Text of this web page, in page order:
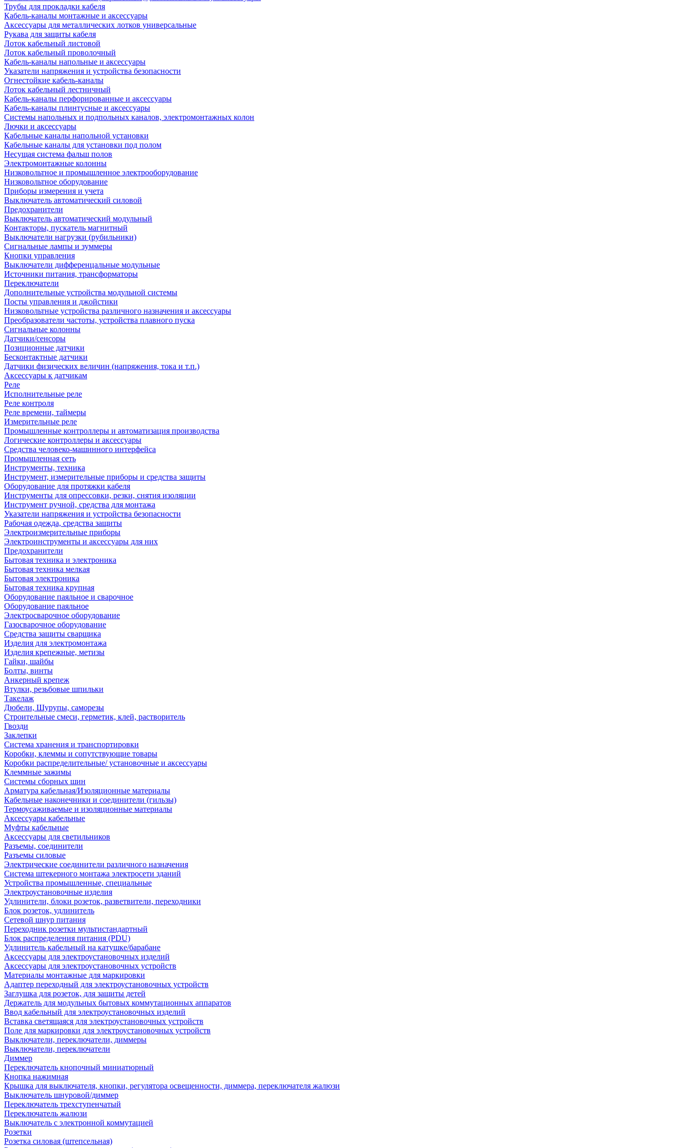
Трубы для прокладки кабеля
Кабель-каналы монтажные и аксессуары
Аксессуары для металлических лотков универсальные
Рукава для защиты кабеля
Лоток кабельный листовой
Лоток кабельный проволочный
Кабель-каналы напольные и аксессуары
Указатели напряжения и устройства безопасности
Огнестойкие кабель-каналы
Лоток кабельный лестничный
Кабель-каналы перфорированные и аксессуары
Кабель-каналы плинтусные и аксессуары
Системы напольных и подпольных каналов, электромонтажных колон
Лючки и аксессуары
Кабельные каналы напольной установки
Кабельные каналы для установки под полом
Несущая система фальш полов
Электромонтажные колонны
Низковольтное и промышленное электрооборудование
Низковольтное оборудование
Приборы измерения и учета
Выключатель автоматический силовой
Предохранители
Выключатель автоматический модульный
Контакторы, пускатель магнитный
Выключатели нагрузки (рубильники)
Сигнальные лампы и зуммеры
Кнопки управления
Выключатели дифференцальные модульные
Источники питания, трансформаторы
Переключатели
Дополнительные устройства модульной системы
Посты управления и джойстики
Низковольтные устройства различного назначения и аксессуары
Преобразователи частоты, устройства плавного пуска
Сигнальные колонны
Датчики/сенсоры
Позиционные датчики
Бесконтактные датчики
Датчики физических величин (напряжения, тока и т.п.)
Аксессуары к датчикам
Реле
Исполнительные реле
Реле контроля
Реле времени, таймеры
Измерительные реле
Промышленные контроллеры и автоматизация производства
Логические контроллеры и аксессуары
Средства человеко-машинного интерфейса
Промышленная сеть
Инструменты, техника
Инструмент, измерительные приборы и средства защиты
Оборудование для протяжки кабеля
Инструменты для опрессовки, резки, снятия изоляции
Инструмент ручной, средства для монтажа
Указатели напряжения и устройства безопасности
Рабочая одежда, средства защиты
Электроизмерительные приборы
Электроинструменты и аксессуары для них
Предохранители
Бытовая техника и электроника
Бытовая техника мелкая
Бытовая электроника
Бытовая техника крупная
Оборудование паяльное и сварочное
Оборудование паяльное
Электросварочное оборудование
Газосварочное оборудование
Средства защиты сварщика
Изделия для электромонтажа
Изделия крепежные, метизы
Гайки, шайбы
Болты, винты
Анкерный крепеж
Втулки, резьбовые шпильки
Такелаж
Дюбели, Шурупы, саморезы
Строительные смеси, герметик, клей, растворитель
Гвозди
Заклепки
Система хранения и транспортировки
Коробки, клеммы и сопутствующие товары
Коробки распределительные/ установочные и аксессуары
Клеммные зажимы
Системы сборных шин
Арматура кабельная/Изоляционные материалы
Кабельные наконечники и соединители (гильзы)
Термоусаживаемые и изоляционные материалы
Аксессуары кабельные
Муфты кабельные
Аксессуары для светильников
Разъемы, соединители
Разъемы силовые
Электрические соединители различного назначения
Система штекерного монтажа электросети зданий
Устройства промышленные, специальные
Электроустановочные изделия
Удлинители, блоки розеток, разветвители, переходники
Блок розеток, удлинитель
Сетевой шнур питания
Переходник розетки мультистандартный
Блок распределения питания (PDU)
Удлинитель кабельный на катушке/барабане
Аксессуары для электроустановочных изделий
Аксессуары для электроустановочных устройств
Материалы монтажные для маркировки
Адаптер переходный для электроустановочных устройств
Заглушка для розеток, для защиты детей
Держатель для модульных бытовых коммутационных аппаратов
Ввод кабельный для электроустановочных изделий
Вставка светящаяся для электроустановочных устройств
Поле для маркировки для электроустановочных устройств
Выключатели, переключатели, диммеры
Выключатели, переключатели
Диммер
Переключатель кнопочный миниатюрный
Кнопка нажимная
Крышка для выключателя, кнопки, регулятора освещенности, диммера, переключателя жалюзи
Выключатель шнуровой/диммер
Переключатель трехступенчатый
Переключатель жалюзи
Выключатель с электронной коммутацией
Розетки
Розетка силовая (штепсельная)